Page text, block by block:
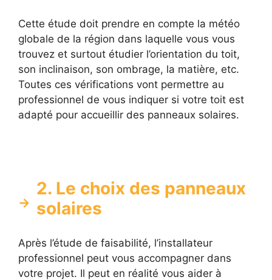
Cette étude doit prendre en compte la météo
globale de la région dans laquelle vous vous
trouvez et surtout étudier l’orientation du toit,
son inclinaison, son ombrage, la matière, etc.
Toutes ces vérifications vont permettre au
professionnel de vous indiquer si votre toit est
adapté pour accueillir des panneaux solaires.
2. Le choix des panneaux
solaires
Après l’étude de faisabilité, l’installateur
professionnel peut vous accompagner dans
votre projet. Il peut en réalité vous aider à